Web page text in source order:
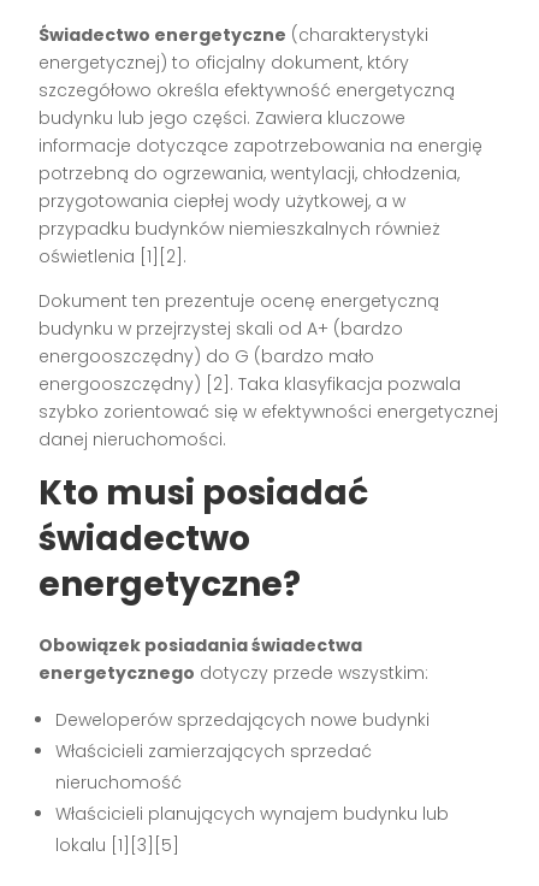
Świadectwo energetyczne (charakterystyki
energetycznej) to oficjalny dokument, który
szczegółowo określa efektywność energetyczną
budynku lub jego części. Zawiera kluczowe
informacje dotyczące zapotrzebowania na energię
potrzebną do ogrzewania, wentylacji, chłodzenia,
przygotowania ciepłej wody użytkowej, a w
przypadku budynków niemieszkalnych również
oświetlenia [1][2].
Dokument ten prezentuje ocenę energetyczną
budynku w przejrzystej skali od A+ (bardzo
energooszczędny) do G (bardzo mało
energooszczędny) [2]. Taka klasyfikacja pozwala
szybko zorientować się w efektywności energetycznej
danej nieruchomości.
Kto musi posiadać
świadectwo
energetyczne?
Obowiązek posiadania świadectwa
energetycznego dotyczy przede wszystkim:
Deweloperów sprzedających nowe budynki
Właścicieli zamierzających sprzedać
nieruchomość
Właścicieli planujących wynajem budynku lub
lokalu [1][3][5]